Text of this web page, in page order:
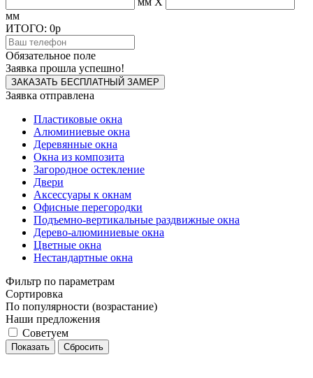
мм
ИТОГО: 0p
Обязательное поле
Заявка прошла успешно!
Заявка отправлена
Пластиковые окна
Алюминиевые окна
Деревянные окна
Окна из композита
Загородное остекление
Двери
Аксессуары к окнам
Офисные перегородки
Подъемно-вертикальные раздвижные окна
Дерево-алюминиевые окна
Цветные окна
Нестандартные окна
Фильтр по параметрам
Сортировка
По популярности (возрастание)
Наши предложения
Советуем
Сбросить